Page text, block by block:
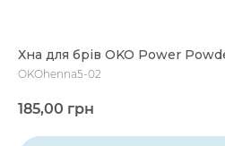
Хна для брів OKO Power
OKOhenna5-02
185,00 грн